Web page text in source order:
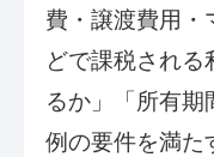
費・譲渡費用・
どで課税され
るか」「所有
例の要件を満た